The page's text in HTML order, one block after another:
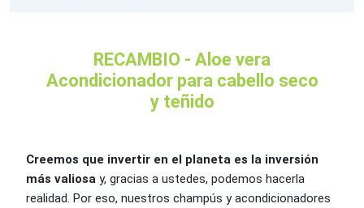
RECAMBIO - Aloe vera
Acondicionador para cabello seco
y teñido
Creemos que invertir en el planeta es la inversión
más valiosa y, gracias a ustedes, podemos hacerla
realidad. Por eso, nuestros champús y acondicionadores